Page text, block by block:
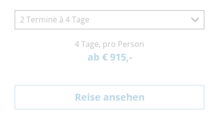
2 Termine à 4 Tage
4 Tage, pro Person
ab € 915,-
Reise ansehen